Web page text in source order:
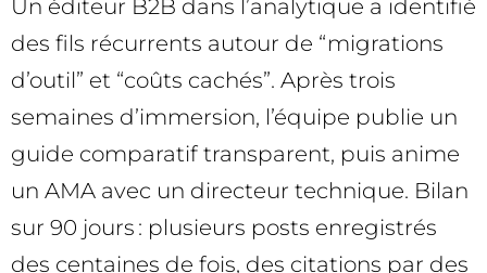
Un éditeur B2B dans l’analytique a identifié
des fils récurrents autour de “migrations
d’outil” et “coûts cachés”. Après trois
semaines d’immersion, l’équipe publie un
guide comparatif transparent, puis anime
un AMA avec un directeur technique. Bilan
sur 90 jours : plusieurs posts enregistrés
des centaines de fois, des citations par des